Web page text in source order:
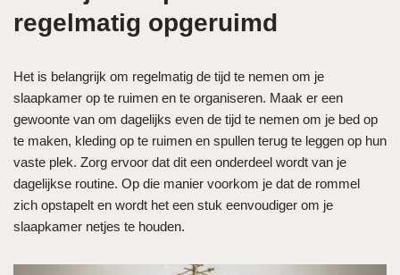
regelmatig opgeruimd
Het is belangrijk om regelmatig de tijd te nemen om je
slaapkamer op te ruimen en te organiseren. Maak er een
gewoonte van om dagelijks even de tijd te nemen om je bed op
te maken, kleding op te ruimen en spullen terug te leggen op hun
vaste plek. Zorg ervoor dat dit een onderdeel wordt van je
dagelijkse routine. Op die manier voorkom je dat de rommel
zich opstapelt en wordt het een stuk eenvoudiger om je
slaapkamer netjes te houden.